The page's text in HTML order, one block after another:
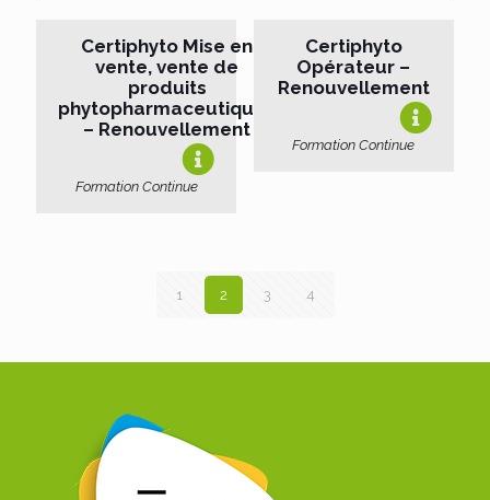
Certiphyto Mise en
vente, vente de
produits
phytopharmaceutiques
– Renouvellement
Formation Continue
Certiphyto
Opérateur –
Renouvellement
Formation Continue
1 2 3 4